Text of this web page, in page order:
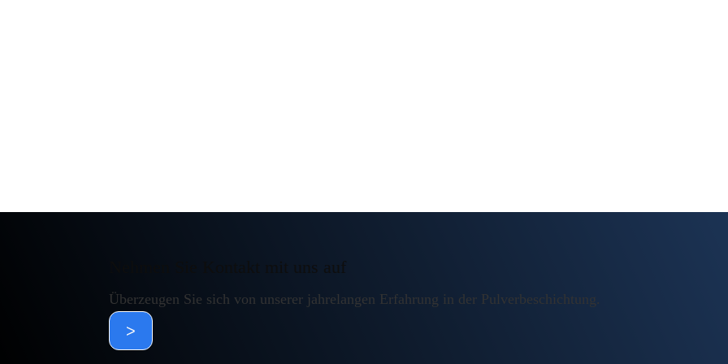
Nehmen Sie Kontakt mit uns auf
Überzeugen Sie sich von unserer jahrelangen Erfahrung in der Pulverbeschichtung.
>